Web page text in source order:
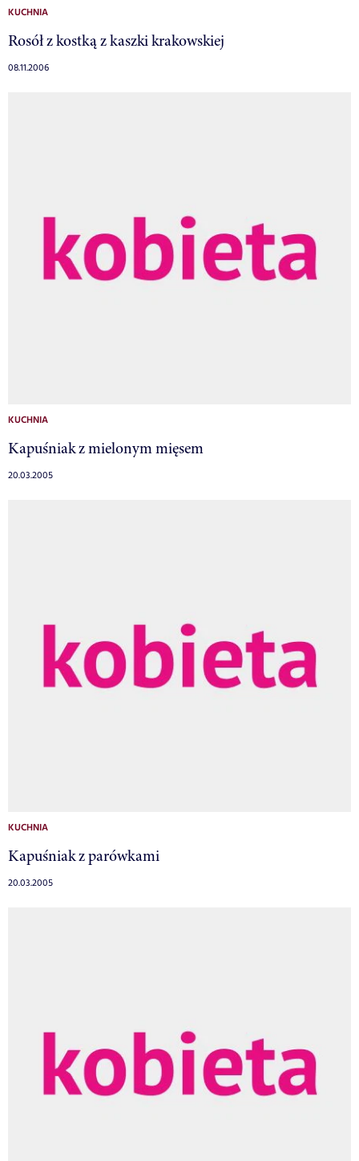
KUCHNIA
Rosół z kostką z kaszki krakowskiej
08.11.2006
KUCHNIA
Kapuśniak z mielonym mięsem
20.03.2005
KUCHNIA
Kapuśniak z parówkami
20.03.2005